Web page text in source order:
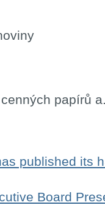
papírů
published its
Board